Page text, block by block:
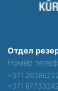
Отдел
Номер
+371
+371 67733242